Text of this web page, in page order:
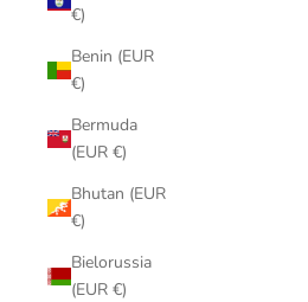
€)
Benin (EUR
€)
Bermuda
(EUR €)
Bhutan (EUR
€)
Bielorussia
(EUR €)